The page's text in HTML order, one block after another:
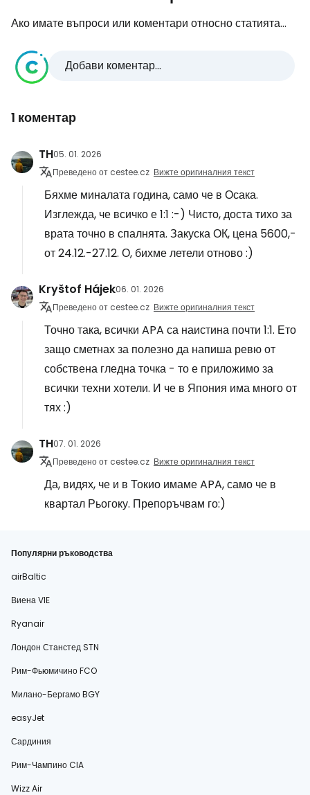
Ако имате въпроси или коментари относно статията...
Добави коментар...
1 коментар
TH05. 01. 2026
Преведено от cestee.cz Вижте оригиналния текст
Бяхме миналата година, само че в Осака.
Изглежда, че всичко е 1:1 :-) Чисто, доста тихо за
врата точно в спалнята. Закуска ОК, цена 5600,-
от 24.12.-27.12. О, бихме летели отново :)
Kryštof Hájek06. 01. 2026
Преведено от cestee.cz Вижте оригиналния текст
Точно така, всички APA са наистина почти 1:1. Ето
защо сметнах за полезно да напиша ревю от
собствена гледна точка - то е приложимо за
всички техни хотели. И че в Япония има много от
тях :)
TH07. 01. 2026
Преведено от cestee.cz Вижте оригиналния текст
Да, видях, че и в Токио имаме APA, само че в
квартал Рьогоку. Препоръчвам го:)
Популярни ръководства
airBaltic
Виена VIE
Ryanair
Лондон Станстед STN
Рим-Фьюмичино FCO
Милано-Бергамо BGY
easyJet
Сардиния
Рим-Чампино CIA
Wizz Air